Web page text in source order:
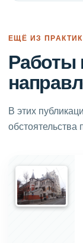
ЕЩЁ ИЗ
Работы
В этих
обстоятельства